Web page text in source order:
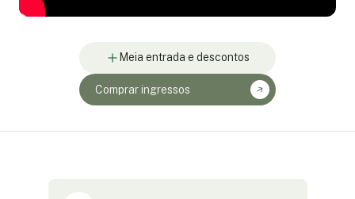
Meia entrada e descontos
Comprar ingressos